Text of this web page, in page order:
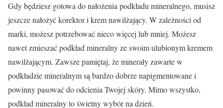
Gdy będziesz gotowa do nałożenia podkładu mineralnego, musisz
jeszcze nałożyć korektor i krem nawilżający. W zależności od
marki, możesz potrzebować nieco więcej lub mniej. Możesz
nawet zmieszać podkład mineralny ze swoim ulubionym kremem
nawilżającym. Zawsze pamiętaj, że minerały zawarte w
podkładzie mineralnym są bardzo dobrze napigmentowane i
powinny pasować do odcienia Twojej skóry. Mimo wszystko,
podkład mineralny to świetny wybór na dzień.